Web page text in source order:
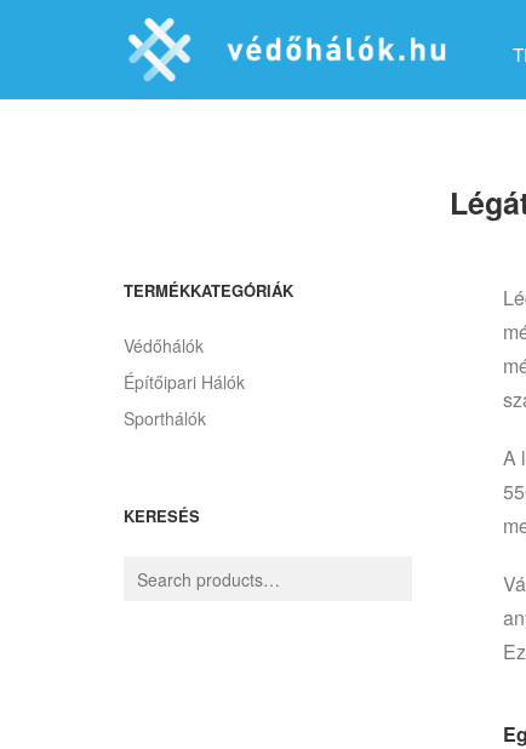
TERMÉKKATEGÓRIÁK
Védőhálók
Építőipari Hálók
Sporthálók
KERESÉS
A